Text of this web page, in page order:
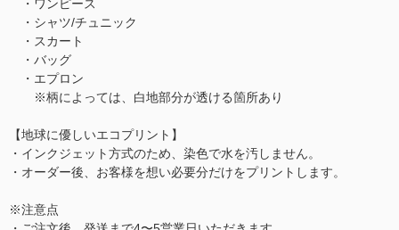
・ワンピース
・シャツ/チュニック
・スカート
・バッグ
・エプロン
※柄によっては、白地部分が透ける箇所あり
【地球に優しいエコプリント】
・インクジェット方式のため、染色で水を汚しません。
・オーダー後、お客様を想い必要分だけをプリントします。
※注意点